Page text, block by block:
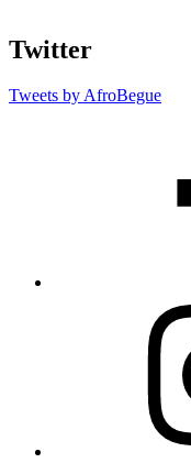
Twitter
Tweets by AfroBegue